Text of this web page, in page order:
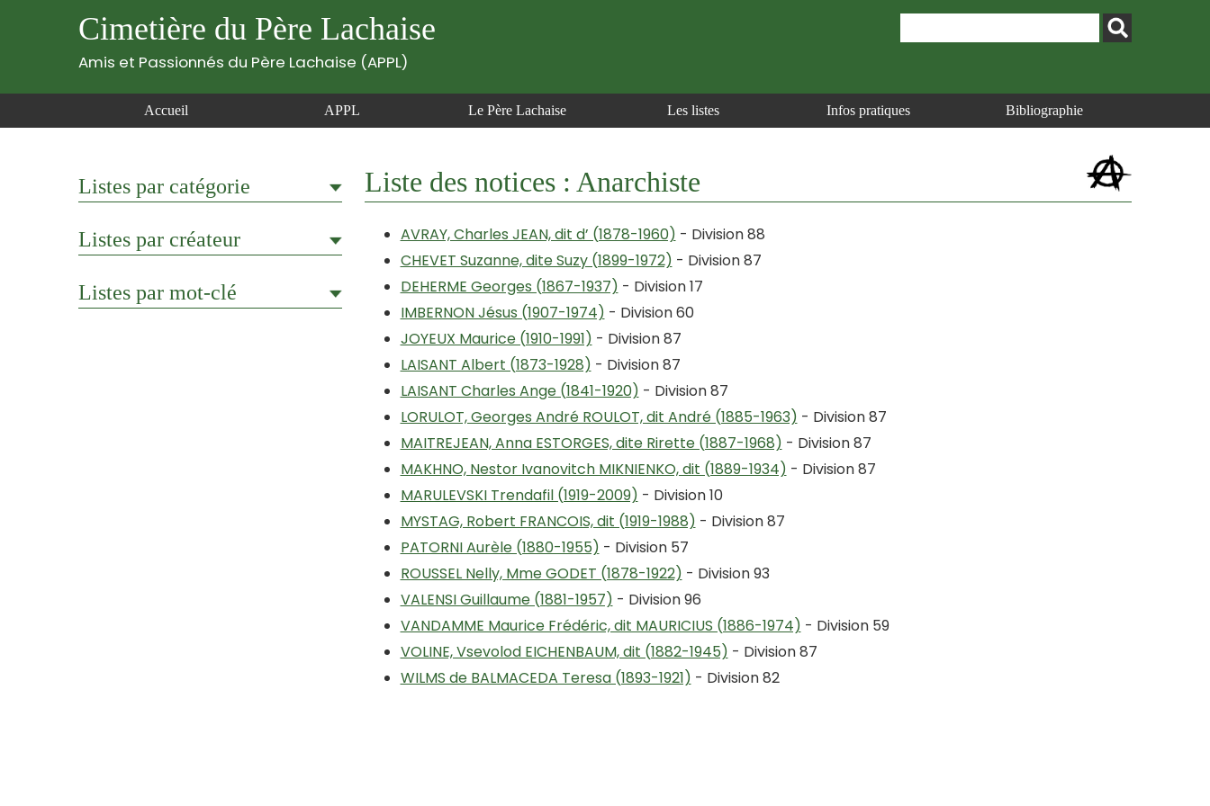
Cimetière du Père Lachaise
Amis et Passionnés du Père Lachaise (APPL)
Accueil APPL Le Père Lachaise Les listes Infos pratiques Bibliographie
Listes par catégorie
Listes par créateur
Listes par mot-clé
Liste des notices : Anarchiste
AVRAY, Charles JEAN, dit d’ (1878-1960) - Division 88
CHEVET Suzanne, dite Suzy (1899-1972) - Division 87
DEHERME Georges (1867-1937) - Division 17
IMBERNON Jésus (1907-1974) - Division 60
JOYEUX Maurice (1910-1991) - Division 87
LAISANT Albert (1873-1928) - Division 87
LAISANT Charles Ange (1841-1920) - Division 87
LORULOT, Georges André ROULOT, dit André (1885-1963) - Division 87
MAITREJEAN, Anna ESTORGES, dite Rirette (1887-1968) - Division 87
MAKHNO, Nestor Ivanovitch MIKNIENKO, dit (1889-1934) - Division 87
MARULEVSKI Trendafil (1919-2009) - Division 10
MYSTAG, Robert FRANCOIS, dit (1919-1988) - Division 87
PATORNI Aurèle (1880-1955) - Division 57
ROUSSEL Nelly, Mme GODET (1878-1922) - Division 93
VALENSI Guillaume (1881-1957) - Division 96
VANDAMME Maurice Frédéric, dit MAURICIUS (1886-1974) - Division 59
VOLINE, Vsevolod EICHENBAUM, dit (1882-1945) - Division 87
WILMS de BALMACEDA Teresa (1893-1921) - Division 82